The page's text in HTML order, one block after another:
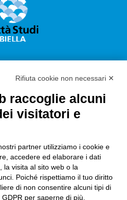
S.p.A.
2 – 13900 Biella Italy –
F. e numero 01491490023 –
– Partita IVA 01491490023
–
Rifiuta cookie non necessari ✕
raccoglie alcuni
visitatori e
partner utilizziamo i cookie e
accedere ed elaborare i dati
la visita al sito web o la
Poiché rispettiamo il tuo diritto
di non consentire alcuni tipi di
per saperne di più.